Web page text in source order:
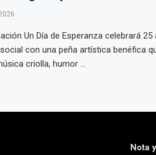
Un Día de Esperanza celebrará 25
con una peña artística benéfica
criolla, humor ...
Nota